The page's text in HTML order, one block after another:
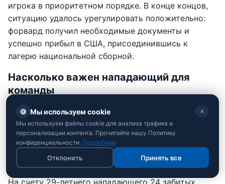
игрока в приоритетном порядке. В конце концов,
ситуацию удалось урегулировать положительно:
форвард получил необходимые документы и
успешно прибыл в США, присоединившись к
лагерю национальной сборной.
Насколько важен нападающий для
команды
Задержка форварда французского "Ренна"
заставила тренерский штаб изрядно
поволноваться, ведь он является одним из
ключевых исполнителей в тактических схемах
🍪 Мы используем cookie ✕
Мы используем файлы cookie для анализа трафика и
персонализации контента. Прочитайте нашу Политику
конфиденциальности. Подробнее
Отклонить Принять все